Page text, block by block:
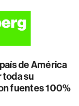
de América
toda su
fuentes 100%